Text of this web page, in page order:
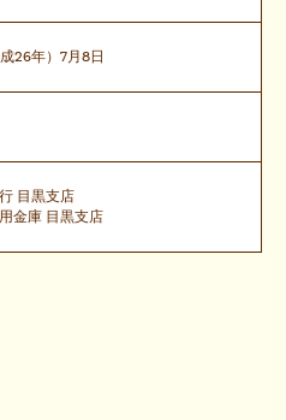
26年）7月8日
目黒支店
金庫 目黒支店